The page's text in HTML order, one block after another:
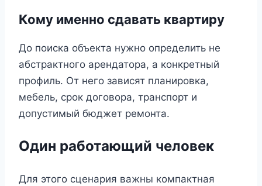
Кому именно сдавать квартиру
До поиска объекта нужно определить не
абстрактного арендатора, а конкретный
профиль. От него зависят планировка,
мебель, срок договора, транспорт и
допустимый бюджет ремонта.
Один работающий человек
Для этого сценария важны компактная